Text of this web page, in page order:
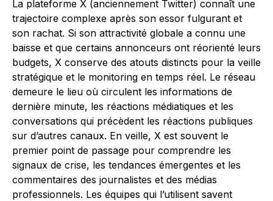
La plateforme X (anciennement Twitter) connaît une
trajectoire complexe après son essor fulgurant et
son rachat. Si son attractivité globale a connu une
baisse et que certains annonceurs ont réorienté leurs
budgets, X conserve des atouts distincts pour la veille
stratégique et le monitoring en temps réel. Le réseau
demeure le lieu où circulent les informations de
dernière minute, les réactions médiatiques et les
conversations qui précèdent les réactions publiques
sur d’autres canaux. En veille, X est souvent le
premier point de passage pour comprendre les
signaux de crise, les tendances émergentes et les
commentaires des journalistes et des médias
professionnels. Les équipes qui l’utilisent savent